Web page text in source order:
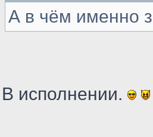
А в чём именно
В исполнении.